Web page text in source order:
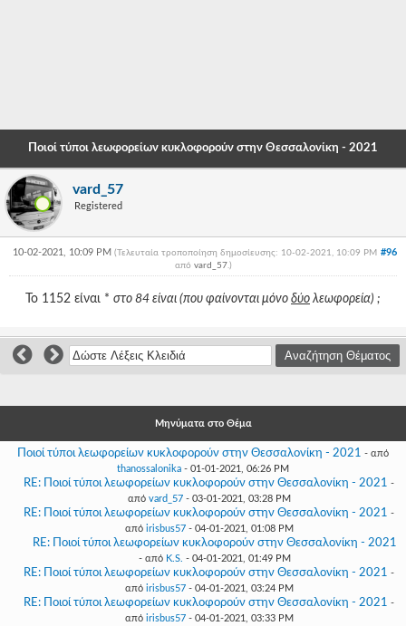
-
-
-
-
-
-
σου,
Επισκέπτη!
Σύνδεση
Εγγραφή
Ποιοί τύποι λεωφορείων κυκλοφορούν στην Θεσσαλονίκη - 2021
vard_57
Registered
#96
10-02-2021, 10:09 PM (Τελευταία τροποποίηση δημοσίευσης: 10-02-2021, 10:09 PM
από vard_57.)
Το 1152 είναι * στο 84 είναι (που φαίνονται μόνο δύο λεωφορεία) ;
Μηνύματα στο Θέμα
Ποιοί τύποι λεωφορείων κυκλοφορούν στην Θεσσαλονίκη - 2021 - από
thanossalonika - 01-01-2021, 06:26 PM
RE: Ποιοί τύποι λεωφορείων κυκλοφορούν στην Θεσσαλονίκη - 2021 -
από vard_57- 03-01-2021, 03:28 PM
RE: Ποιοί τύποι λεωφορείων κυκλοφορούν στην Θεσσαλονίκη - 2021 -
από irisbus57- 04-01-2021, 01:08 PM
RE: Ποιοί τύποι λεωφορείων κυκλοφορούν στην Θεσσαλονίκη - 2021
- από K.S. - 04-01-2021, 01:49 PM
RE: Ποιοί τύποι λεωφορείων κυκλοφορούν στην Θεσσαλονίκη - 2021 -
από irisbus57- 04-01-2021, 03:24 PM
RE: Ποιοί τύποι λεωφορείων κυκλοφορούν στην Θεσσαλονίκη - 2021 -
από irisbus57- 04-01-2021, 03:33 PM